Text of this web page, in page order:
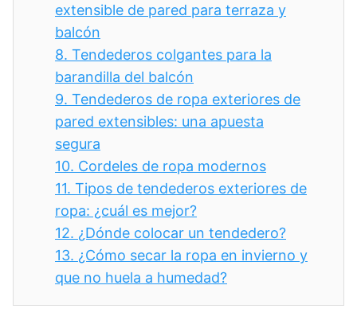
extensible de pared para terraza y
balcón
8. Tendederos colgantes para la
barandilla del balcón
9. Tendederos de ropa exteriores de
pared extensibles: una apuesta
segura
10. Cordeles de ropa modernos
11. Tipos de tendederos exteriores de
ropa: ¿cuál es mejor?
12. ¿Dónde colocar un tendedero?
13. ¿Cómo secar la ropa en invierno y
que no huela a humedad?